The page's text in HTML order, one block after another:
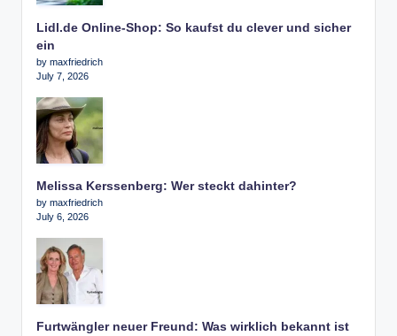
Lidl.de Online-Shop: So kaufst du clever und sicher
ein
by maxfriedrich
July 7, 2026
Melissa Kerssenberg: Wer steckt dahinter?
by maxfriedrich
July 6, 2026
Furtwängler neuer Freund: Was wirklich bekannt ist